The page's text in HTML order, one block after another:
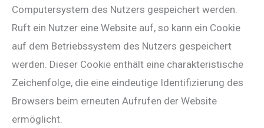
Computersystem des Nutzers gespeichert werden.
Ruft ein Nutzer eine Website auf, so kann ein Cookie
auf dem Betriebssystem des Nutzers gespeichert
werden. Dieser Cookie enthält eine charakteristische
Zeichenfolge, die eine eindeutige Identifizierung des
Browsers beim erneuten Aufrufen der Website
ermöglicht.